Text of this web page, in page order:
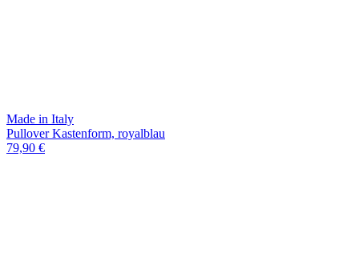
Made in Italy
Pullover Kastenform, royalblau
79,90 €